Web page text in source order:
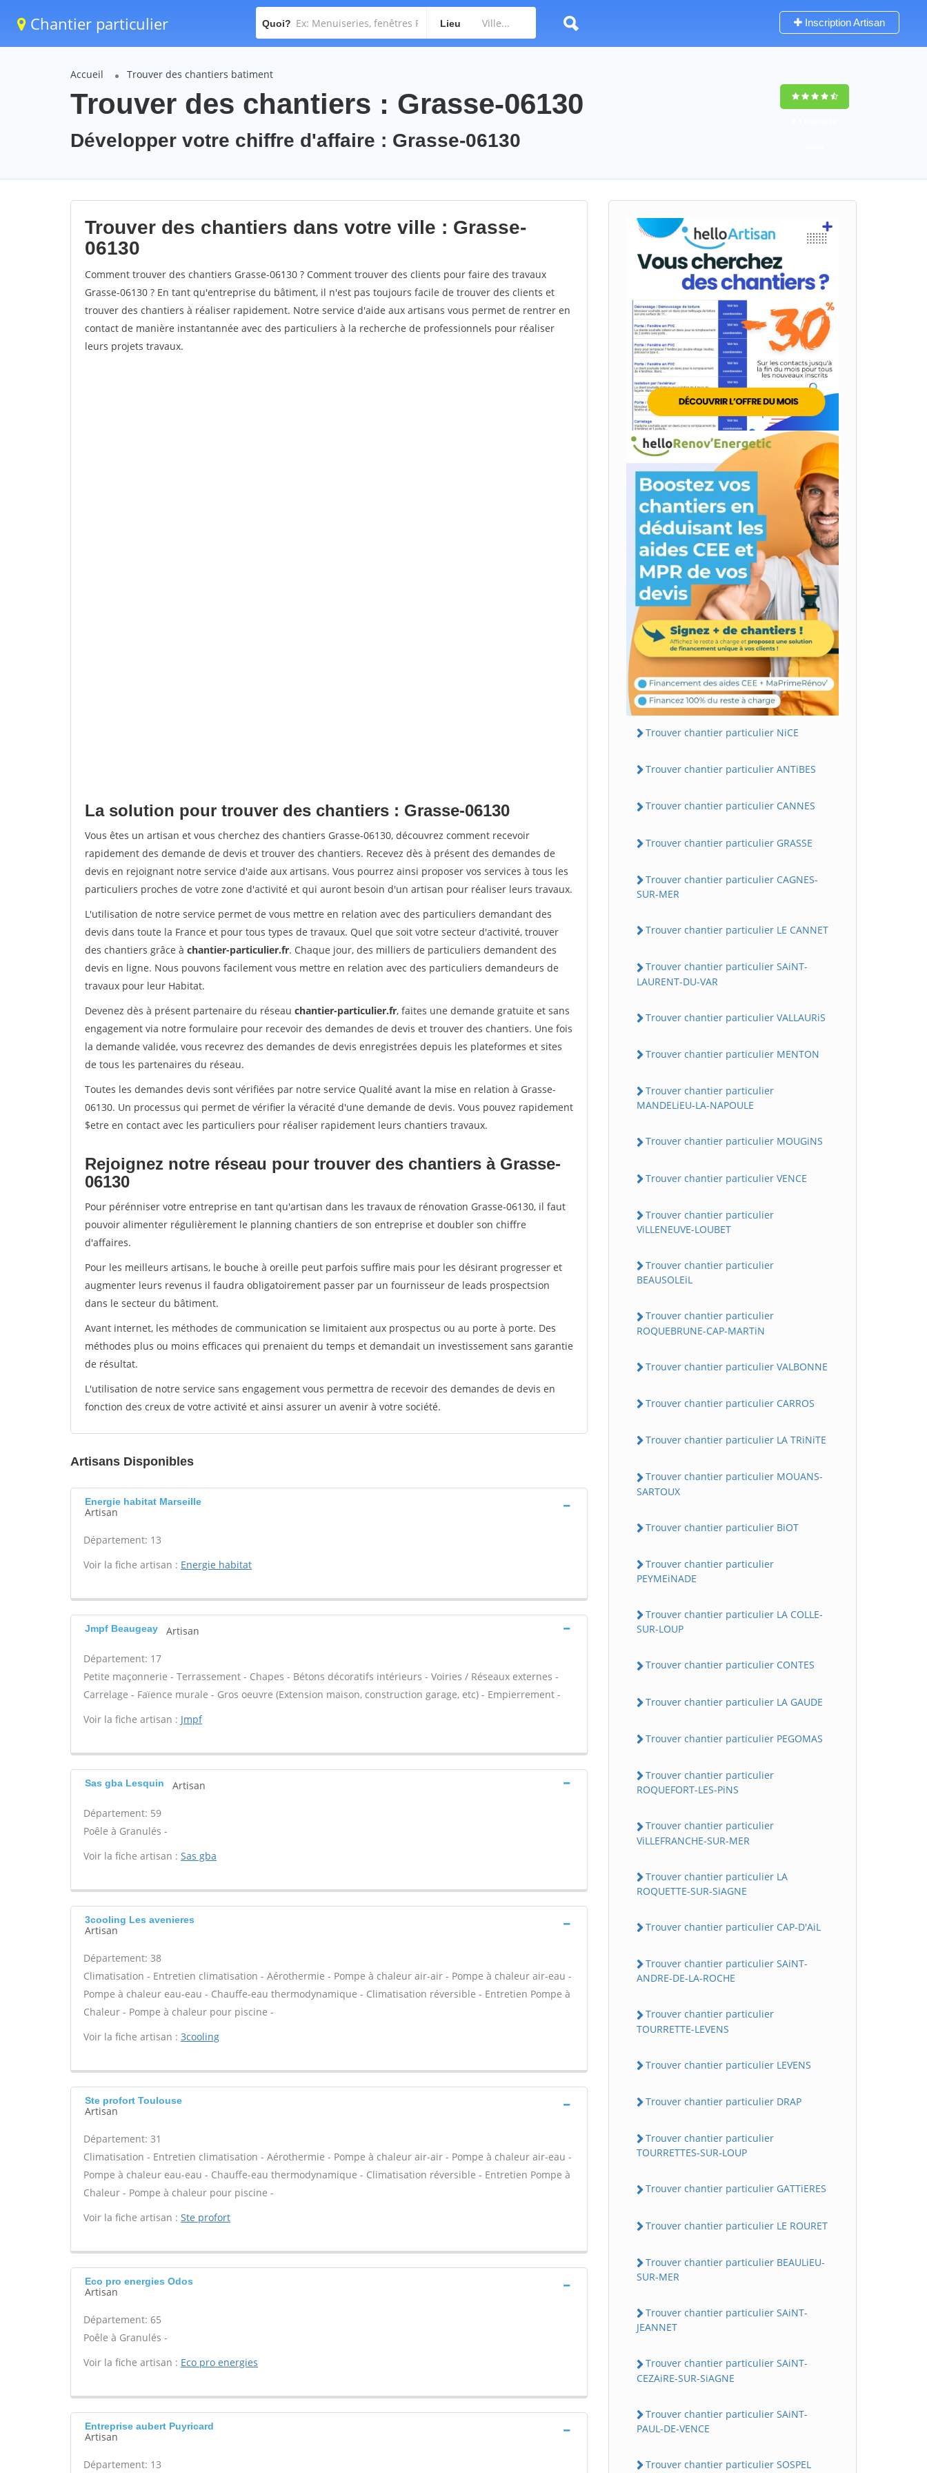
Chantier particulier Quoi? Lieu Inscription Artisan
Accueil Trouver des chantiers batiment
Trouver des chantiers : Grasse-06130
Développer votre chiffre d'affaire : Grasse-06130
Trouver des chantiers dans votre ville : Grasse-
06130
Comment trouver des chantiers Grasse-06130 ? Comment trouver des clients pour faire des travaux
Grasse-06130 ? En tant qu'entreprise du bâtiment, il n'est pas toujours facile de trouver des clients et
trouver des chantiers à réaliser rapidement. Notre service d'aide aux artisans vous permet de rentrer en
contact de manière instantannée avec des particuliers à la recherche de professionnels pour réaliser
leurs projets travaux.
La solution pour trouver des chantiers : Grasse-06130
Vous êtes un artisan et vous cherchez des chantiers Grasse-06130, découvrez comment recevoir
rapidement des demande de devis et trouver des chantiers. Recevez dès à présent des demandes de
devis en rejoignant notre service d'aide aux artisans. Vous pourrez ainsi proposer vos services à tous les
particuliers proches de votre zone d'activité et qui auront besoin d'un artisan pour réaliser leurs travaux.
L'utilisation de notre service permet de vous mettre en relation avec des particuliers demandant des
devis dans toute la France et pour tous types de travaux. Quel que soit votre secteur d'activité, trouver
des chantiers grâce à chantier-particulier.fr. Chaque jour, des milliers de particuliers demandent des
devis en ligne. Nous pouvons facilement vous mettre en relation avec des particuliers demandeurs de
travaux pour leur Habitat.
Devenez dès à présent partenaire du réseau chantier-particulier.fr, faites une demande gratuite et sans
engagement via notre formulaire pour recevoir des demandes de devis et trouver des chantiers. Une fois
la demande validée, vous recevrez des demandes de devis enregistrées depuis les plateformes et sites
de tous les partenaires du réseau.
Toutes les demandes devis sont vérifiées par notre service Qualité avant la mise en relation à Grasse-
06130. Un processus qui permet de vérifier la véracité d'une demande de devis. Vous pouvez rapidement
$etre en contact avec les particuliers pour réaliser rapidement leurs chantiers travaux.
Rejoignez notre réseau pour trouver des chantiers à Grasse-
06130
Pour pérénniser votre entreprise en tant qu'artisan dans les travaux de rénovation Grasse-06130, il faut
pouvoir alimenter régulièrement le planning chantiers de son entreprise et doubler son chiffre
d'affaires.
Pour les meilleurs artisans, le bouche à oreille peut parfois suffire mais pour les désirant progresser et
augmenter leurs revenus il faudra obligatoirement passer par un fournisseur de leads prospectsion
dans le secteur du bâtiment.
Avant internet, les méthodes de communication se limitaient aux prospectus ou au porte à porte. Des
méthodes plus ou moins efficaces qui prenaient du temps et demandait un investissement sans garantie
de résultat.
L'utilisation de notre service sans engagement vous permettra de recevoir des demandes de devis en
fonction des creux de votre activité et ainsi assurer un avenir à votre société.
Artisans Disponibles
Energie habitat Marseille
Artisan
Département: 13
Voir la fiche artisan : Energie habitat
Jmpf Beaugeay Artisan
Département: 17
Petite maçonnerie - Terrassement - Chapes - Bétons décoratifs intérieurs - Voiries / Réseaux externes -
Carrelage - Faïence murale - Gros oeuvre (Extension maison, construction garage, etc) - Empierrement -
Voir la fiche artisan : Jmpf
Sas gba Lesquin Artisan
Département: 59
Poêle à Granulés -
Voir la fiche artisan : Sas gba
3cooling Les avenieres
Artisan
Département: 38
Climatisation - Entretien climatisation - Aérothermie - Pompe à chaleur air-air - Pompe à chaleur air-eau -
Pompe à chaleur eau-eau - Chauffe-eau thermodynamique - Climatisation réversible - Entretien Pompe à
Chaleur - Pompe à chaleur pour piscine -
Voir la fiche artisan : 3cooling
Ste profort Toulouse
Artisan
Département: 31
Climatisation - Entretien climatisation - Aérothermie - Pompe à chaleur air-air - Pompe à chaleur air-eau -
Pompe à chaleur eau-eau - Chauffe-eau thermodynamique - Climatisation réversible - Entretien Pompe à
Chaleur - Pompe à chaleur pour piscine -
Voir la fiche artisan : Ste profort
Eco pro energies Odos
Artisan
Département: 65
Poêle à Granulés -
Voir la fiche artisan : Eco pro energies
Entreprise aubert Puyricard
Artisan
Département: 13
Trouver chantier particulier NiCE
Trouver chantier particulier ANTiBES
Trouver chantier particulier CANNES
Trouver chantier particulier GRASSE
Trouver chantier particulier CAGNES-
SUR-MER
Trouver chantier particulier LE CANNET
Trouver chantier particulier SAiNT-
LAURENT-DU-VAR
Trouver chantier particulier VALLAURiS
Trouver chantier particulier MENTON
Trouver chantier particulier
MANDELiEU-LA-NAPOULE
Trouver chantier particulier MOUGiNS
Trouver chantier particulier VENCE
Trouver chantier particulier
ViLLENEUVE-LOUBET
Trouver chantier particulier
BEAUSOLEiL
Trouver chantier particulier
ROQUEBRUNE-CAP-MARTiN
Trouver chantier particulier VALBONNE
Trouver chantier particulier CARROS
Trouver chantier particulier LA TRiNiTE
Trouver chantier particulier MOUANS-
SARTOUX
Trouver chantier particulier BiOT
Trouver chantier particulier
PEYMEiNADE
Trouver chantier particulier LA COLLE-
SUR-LOUP
Trouver chantier particulier CONTES
Trouver chantier particulier LA GAUDE
Trouver chantier particulier PEGOMAS
Trouver chantier particulier
ROQUEFORT-LES-PiNS
Trouver chantier particulier
ViLLEFRANCHE-SUR-MER
Trouver chantier particulier LA
ROQUETTE-SUR-SiAGNE
Trouver chantier particulier CAP-D'AiL
Trouver chantier particulier SAiNT-
ANDRE-DE-LA-ROCHE
Trouver chantier particulier
TOURRETTE-LEVENS
Trouver chantier particulier LEVENS
Trouver chantier particulier DRAP
Trouver chantier particulier
TOURRETTES-SUR-LOUP
Trouver chantier particulier GATTiERES
Trouver chantier particulier LE ROURET
Trouver chantier particulier BEAULiEU-
SUR-MER
Trouver chantier particulier SAiNT-
JEANNET
Trouver chantier particulier SAiNT-
CEZAiRE-SUR-SiAGNE
Trouver chantier particulier SAiNT-
PAUL-DE-VENCE
Trouver chantier particulier SOSPEL